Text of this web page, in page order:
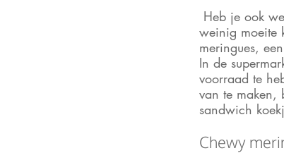
weinig moeite
meringues,
In de
voorraad te
van te maken,
sandwich
Chewy